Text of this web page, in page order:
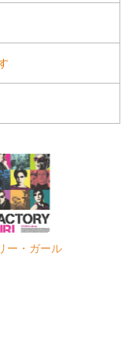
ー・ガール